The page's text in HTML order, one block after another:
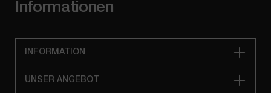
Informationen
INFORMATION
UNSER ANGEBOT